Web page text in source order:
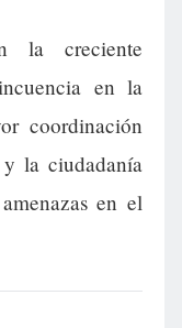
la creciente
en la
coordinación
la ciudadanía
en el